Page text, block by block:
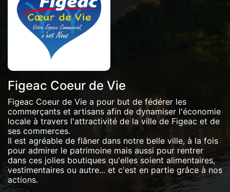
Figeac Coeur de Vie
Figeac Coeur de Vie a pour but de fédérer les
commerçants et artisans afin de dynamiser l'économie
locale à travers l'attractivité de la ville de Figeac et de
ses commerces.
Il est agréable de flâner dans notre belle ville, à la fois
pour admirer le patrimoine mais aussi pour rentrer
dans ces jolies boutiques qu'elles soient alimentaires,
vestimentaires ou autre... et c'est en partie grâce à nos
actions.